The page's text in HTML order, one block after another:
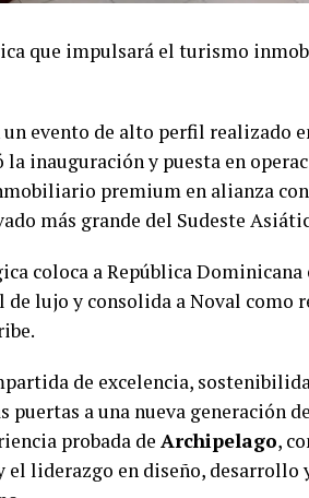
que impulsará el turismo
un evento de alto perfil realizado
la inauguración y puesta en
premium en alianza con
más grande del Sudeste
coloca a República
lujo y consolida a Noval como
de excelencia,
puertas a una nueva generación
probada de Archipelago,
el liderazgo en diseño,